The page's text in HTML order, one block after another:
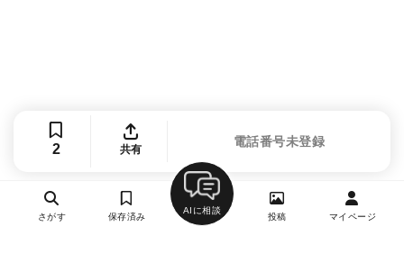
2 共有
電話番号未登録
さがす 保存済み
AIに相談
投稿 マイページ